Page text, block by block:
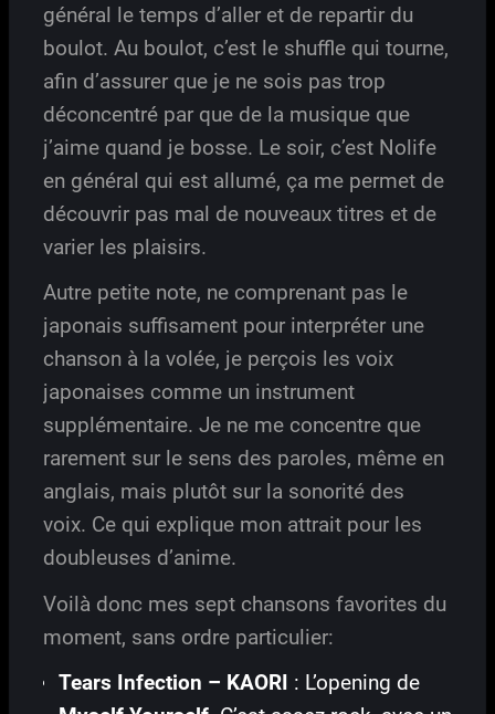
général le temps d’aller et de repartir du
boulot. Au boulot, c’est le shuffle qui tourne,
afin d’assurer que je ne sois pas trop
déconcentré par que de la musique que
j’aime quand je bosse. Le soir, c’est Nolife
en général qui est allumé, ça me permet de
découvrir pas mal de nouveaux titres et de
varier les plaisirs.
Autre petite note, ne comprenant pas le
japonais suffisament pour interpréter une
chanson à la volée, je perçois les voix
japonaises comme un instrument
supplémentaire. Je ne me concentre que
rarement sur le sens des paroles, même en
anglais, mais plutôt sur la sonorité des
voix. Ce qui explique mon attrait pour les
doubleuses d’anime.
Voilà donc mes sept chansons favorites du
moment, sans ordre particulier:
Tears Infection – KAORI : L’opening de